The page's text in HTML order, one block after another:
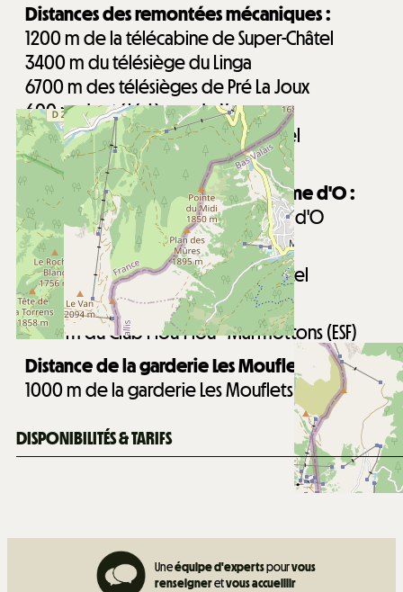
Distances des remontées mécaniques :
1200 m de la télécabine de Super-Châtel
3400 m du télésiège du Linga
6700 m des télésièges de Pré La Joux
600m des télésièges de Vonnes
2000m du télésiège du Petit-Châtel
Arrêt navettes à proximité
Distance du centre aquatique Forme d'O :
1100
m du centre aquatique Forme d'O
Distance du centre du village :
800m du centre du village de Châtel
Distance du jardin d'enfants :
1900m du Club Piou-Piou - Marmottons (ESF)
Distance de la garderie Les Mouflets :
1000 m de la garderie Les Mouflets
DISPONIBILITÉS & TARIFS
Uneéquipe d'expertspourvous
renseigneretvous accueillir